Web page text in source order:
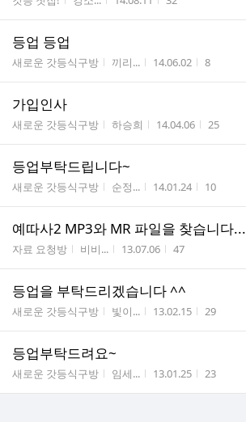
등업 등업
게시판명
새로운 갓등식구방 작성자
끼리... 작성시간
14.06.02 조회수
8
가입인사
게시판명
새로운 갓등식구방 작성자
하승희 작성시간
14.04.06 조회수
25
등업부탁드립니다~
게시판명
새로운 갓등식구방 작성자
순정... 작성시간
14.01.24 조회수
10
예따사2 MP3와 MR 파일을 찾습니다...
게시판명
자료 요청방 작성자
비비... 작성시간
13.07.06 조회수
47
등업을 부탁드리겠습니다 ^^
게시판명
새로운 갓등식구방 작성자
빛이... 작성시간
13.02.15 조회수
29
등업부탁드려요~
게시판명
새로운 갓등식구방 작성자
임세... 작성시간
13.01.25 조회수
23